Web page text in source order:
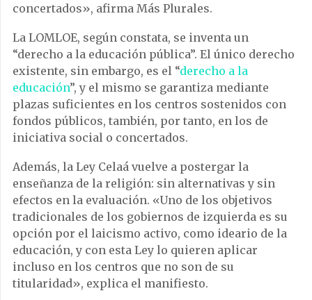
concertados», afirma Más Plurales.
La LOMLOE, según constata, se inventa un
“derecho a la educación pública”. El único derecho
existente, sin embargo, es el “derecho a la
educación”, y el mismo se garantiza mediante
plazas suficientes en los centros sostenidos con
fondos públicos, también, por tanto, en los de
iniciativa social o concertados.
Además, la Ley Celaá vuelve a postergar la
enseñanza de la religión: sin alternativas y sin
efectos en la evaluación. «Uno de los objetivos
tradicionales de los gobiernos de izquierda es su
opción por el laicismo activo, como ideario de la
educación, y con esta Ley lo quieren aplicar
incluso en los centros que no son de su
titularidad», explica el manifiesto.